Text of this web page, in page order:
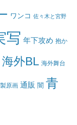
ワンコ 佐々木と宮野
写 年下攻め 抱か
海外BL 海外舞台
原画 通販 闇 青